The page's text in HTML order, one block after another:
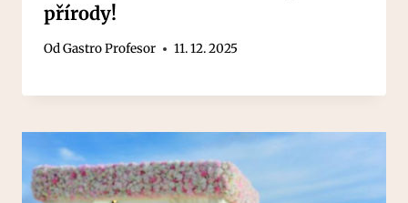
přírody!
OdGastro Profesor 11. 12. 2025